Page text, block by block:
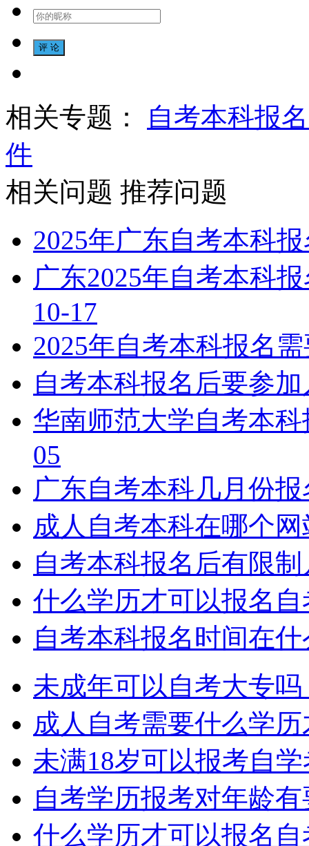
相关专题： 自考本科报名
件
相关问题 推荐问题
2025年广东自考本科
广东2025年自考本科
10-17
2025年自考本科报名
自考本科报名后要参
华南师范大学自考本
05
广东自考本科几月份
成人自考本科在哪个
自考本科报名后有限
什么学历才可以报名
自考本科报名时间在
未成年可以自考大专吗
成人自考需要什么学
未满18岁可以报考自
自考学历报考对年龄
什么学历才可以报名